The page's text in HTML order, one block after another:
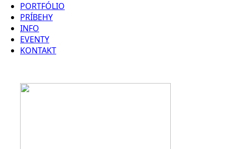
PORTFÓLIO
PRÍBEHY
INFO
EVENTY
KONTAKT